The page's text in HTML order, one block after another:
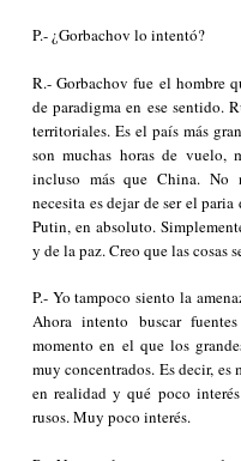
P.- ¿Gorbachov lo intentó?
R.- Gorbachov fue el hombre
de paradigma en ese sentido.
territoriales. Es el país más
son muchas horas de vuelo,
incluso más que China. No
necesita es dejar de ser el
Putin, en absoluto.
y de la paz. Creo que las cosas
P.- Yo tampoco siento la
Ahora intento buscar
momento en el que los
muy concentrados. Es decir,
en realidad y qué poco
rusos. Muy poco interés.